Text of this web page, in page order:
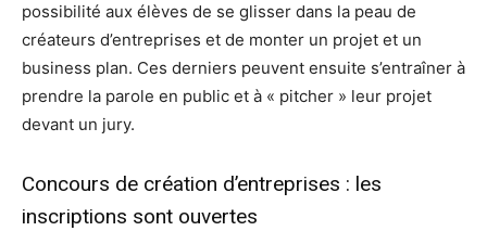
possibilité aux élèves de se glisser dans la peau de
créateurs d’entreprises et de monter un projet et un
business plan. Ces derniers peuvent ensuite s’entraîner à
prendre la parole en public et à « pitcher » leur projet
devant un jury.
Concours de création d’entreprises : les
inscriptions sont ouvertes